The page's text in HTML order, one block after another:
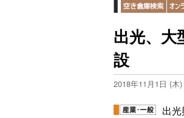
出光、大
設
2018年11月1日 (木)
出